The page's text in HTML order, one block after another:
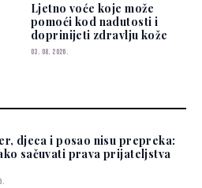
Ljetno voće koje može
pomoći kod nadutosti i
doprinijeti zdravlju kože
03. 08. 2026.
djeca i posao nisu prepreka:
sačuvati prava prijateljstva